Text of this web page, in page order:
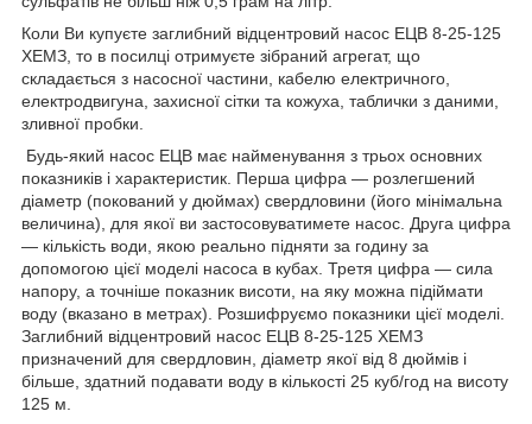
Коли Ви купуєте заглибний відцентровий насос ЕЦВ 8-25-125
ХЕМЗ, то в посилці отримуєте зібраний агрегат, що
складається з насосної частини, кабелю електричного,
електродвигуна, захисної сітки та кожуха, таблички з даними,
зливної пробки.
Будь-який насос ЕЦВ має найменування з трьох основних
показників і характеристик. Перша цифра — розлегшений
діаметр (покований у дюймах) свердловини (його мінімальна
величина), для якої ви застосовуватимете насос. Друга цифра
— кількість води, якою реально підняти за годину за
допомогою цієї моделі насоса в кубах. Третя цифра — сила
напору, а точніше показник висоти, на яку можна підіймати
воду (вказано в метрах). Розшифруємо показники цієї моделі.
Заглибний відцентровий насос ЕЦВ 8-25-125 ХЕМЗ
призначений для свердловин, діаметр якої від 8 дюймів і
більше, здатний подавати воду в кількості 25 куб/год на висоту
125 м.